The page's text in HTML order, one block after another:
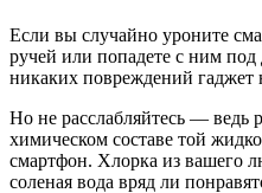
Если вы случайно уроните
ручей или попадете с ним
никаких повреждений гаджет
Но не расслабляйтесь — ведь
химическом составе той
смартфон. Хлорка из вашего
соленая вода вряд ли